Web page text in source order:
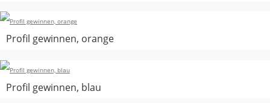
Profil gewinnen, orange
Profil gewinnen, blau